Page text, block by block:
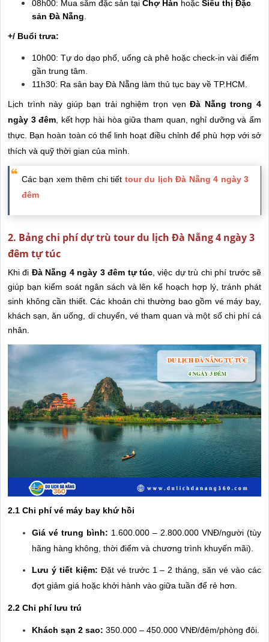
08h00: Mua sắm đặc sản tại Chợ Hàn hoặc Siêu thị Đặc
sản Đà Nẵng.
+/ Buổi trưa:
10h00: Tự do dạo phố, uống cà phê hoặc check-in vài điểm
gần trung tâm.
11h30: Ra sân bay Đà Nẵng làm thủ tục bay về TP.HCM.
Lịch trình này giúp bạn trải nghiệm trọn vẹnĐà Nẵng trong 4
ngày 3 đêm , kết hợp hài hòa giữa tham quan, nghỉ dưỡng và ẩm
thực. Bạn hoàn toàn có thể linh hoạt điều chỉnh để phù hợp với sở
thích và quỹ thời gian của mình.
Các bạn xem thêm chi tiết tour du lịch Đà Nẵng 4 ngày 3
đêm
2. Bảng chi phí dự trù tour du lịch Đà Nẵng 4 ngày 3
đêm tự túc
Khi đi Đà Nẵng 4 ngày 3 đêm tự túc, việc dự trù chi phí trước sẽ
giúp bạn kiểm soát ngân sách và lên kế hoạch hợp lý, tránh phát
sinh không cần thiết. Các khoản chi thường bao gồm vé máy bay,
khách sạn, ăn uống, di chuyển, vé tham quan và một số chi phí cá
nhân.
2.1 Chi phí vé máy bay khứ hồi
Giá vé trung bình: 1.600.000 – 2.800.000 VNĐ/người (tùy
hãng hàng không, thời điểm và chương trình khuyến mãi).
Lưu ý tiết kiệm: Đặt vé trước 1 – 2 tháng, săn vé vào các
đợt giảm giá hoặc khởi hành vào giữa tuần để rẻ hơn.
2.2 Chi phí lưu trú
Khách sạn 2 sao: 350.000 – 450.000 VNĐ/đêm/phòng đôi.